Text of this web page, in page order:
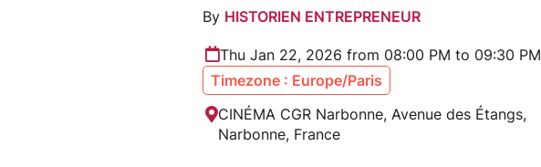
By HISTORIEN ENTREPRENEUR
Thu Jan 22, 2026 from 08:00 PM to 09:30 PM
Timezone : Europe/Paris
CINÉMA CGR Narbonne, Avenue des Étangs,
Narbonne, France